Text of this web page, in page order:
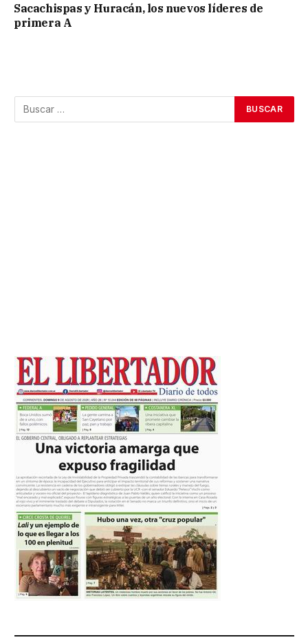
Sacachispas y Huracán, los nuevos líderes de
primera A